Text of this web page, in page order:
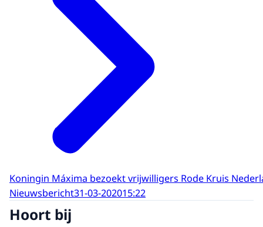
Koningin Máxima bezoekt vrijwilligers Rode Kruis
Nieuwsbericht31-03-202015:22
Hoort bij